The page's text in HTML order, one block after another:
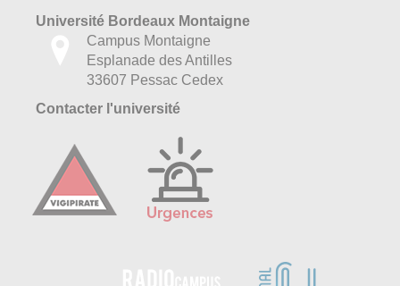
Université Bordeaux Montaigne
Campus Montaigne
Esplanade des Antilles
33607 Pessac Cedex
Contacter l'université